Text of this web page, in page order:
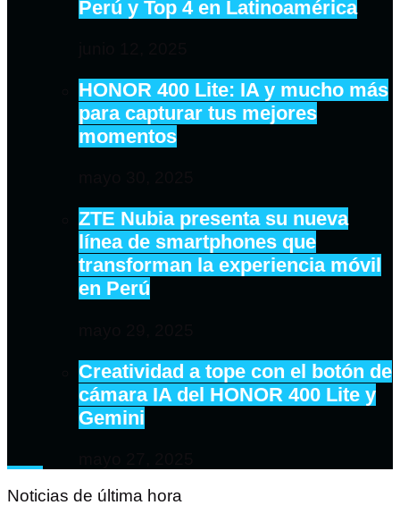
Perú y Top 4 en Latinoamérica
HONOR 400 Lite: IA y mucho más
para capturar tus mejores
momentos
ZTE Nubia presenta su nueva
línea de smartphones que
transforman la experiencia móvil
en Perú
Creatividad a tope con el botón de
cámara IA del HONOR 400 Lite y
Gemini
Noticias de última hora